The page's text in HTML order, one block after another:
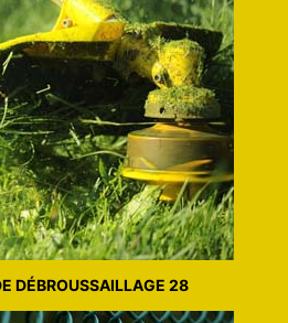
DÉBROUSSAILLAGE 28